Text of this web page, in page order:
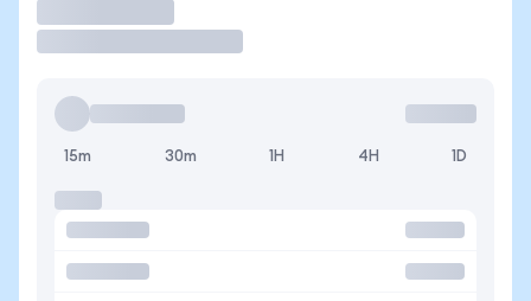
15m 30m 1H 4H 1D